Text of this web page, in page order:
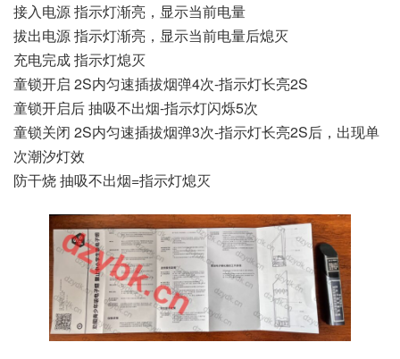
接入电源 指示灯渐亮，显示当前电量
拔出电源 指示灯渐亮，显示当前电量后熄灭
充电完成 指示灯熄灭
童锁开启 2S内匀速插拔烟弹4次-指示灯长亮2S
童锁开启后 抽吸不出烟-指示灯闪烁5次
童锁关闭 2S内匀速插拔烟弹3次-指示灯长亮2S后，出现单
次潮汐灯效
防干烧 抽吸不出烟=指示灯熄灭